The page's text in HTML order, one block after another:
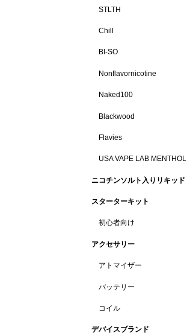
STLTH
Chill
BI-SO
Nonflavornicotine
Naked100
Blackwood
Flavies
USA VAPE LAB MENTHOL
ニコチンソルト入りリキッド
スターターキット
初心者向け
アクセサリー
アトマイザー
バッテリー
コイル
デバイスブランド